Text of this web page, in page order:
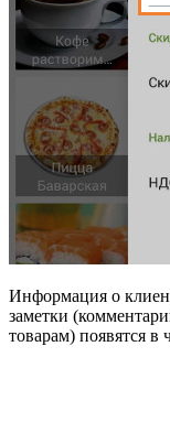
Информация о
заметки
товарам) появятся в